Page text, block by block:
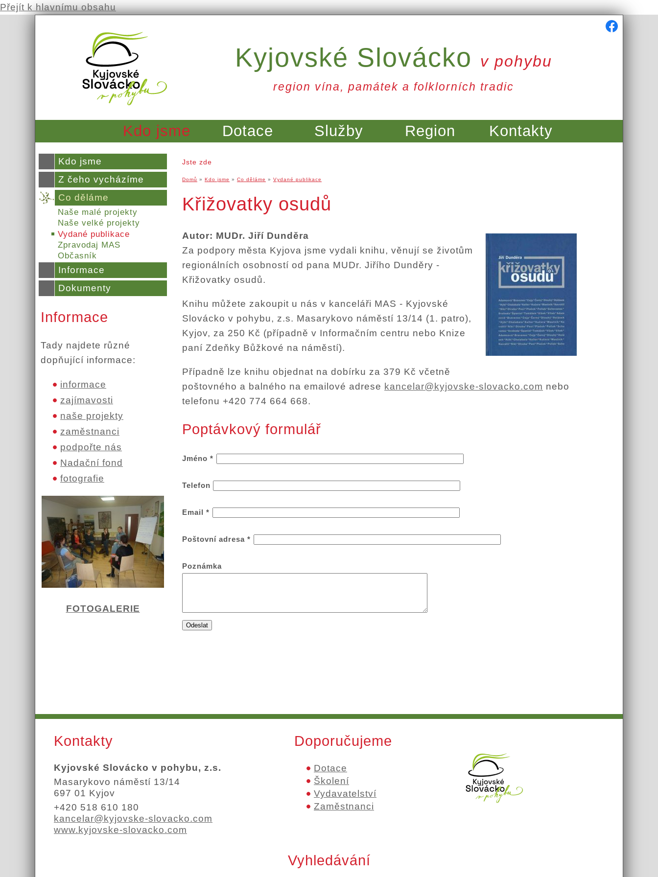
Přejít k hlavnímu obsahu
Kyjovské Slovácko v pohybu
region vína, památek a folklorních tradic
Kdo jsme Dotace Služby Region Kontakty
Kdo jsme
Z čeho vycházíme
Co děláme
Naše malé projekty
Naše velké projekty
Vydané publikace
Zpravodaj MAS
Občasník
Informace
Dokumenty
Informace
Tady najdete různé
dopňující informace:
informace
zajímavosti
naše projekty
zaměstnanci
podpořte nás
Nadační fond
fotografie
FOTOGALERIE
Jste zde
Domů » Kdo jsme » Co děláme » Vydané publikace
Křižovatky osudů
MUDr. Jiří Dunděra
Za podpory města Kyjova jsme vydali knihu, věnují se životům
regionálních osobností od pana MUDr. Jiřího Dunděry -
Křižovatky osudů.
Knihu můžete zakoupit u nás v kanceláři MAS - Kyjovské
Slovácko v pohybu, z.s. Masarykovo náměstí 13/14 (1. patro),
Kyjov, za 250 Kč (případně v Informačním centru nebo Knize
paní Zdeňky Bůžkové na náměstí).
Případně lze knihu objednat na dobírku za 379 Kč včetně
poštovného a balného na emailové adrese kancelar@kyjovske-slovacko.com nebo
telefonu +420 774 664 668.
Poptávkový formulář
Jméno *
Telefon
Email *
Poštovní adresa *
Poznámka
Kontakty
Kyjovské Slovácko v pohybu, z.s.
Masarykovo náměstí 13/14
697 01 Kyjov
+420 518 610 180
kancelar@kyjovske-slovacko.com
www.kyjovske-slovacko.com
Doporučujeme
Dotace
Školení
Vydavatelství
Zaměstnanci
Vyhledávání